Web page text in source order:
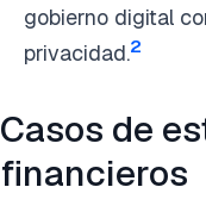
gobierno digital
privacidad.2
Casos de
financieros